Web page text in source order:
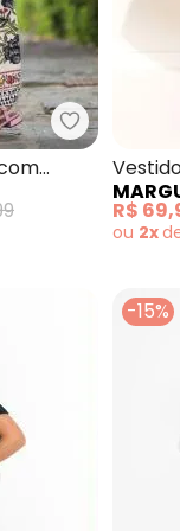
Preto comQuintess -
R$
ou 2x
-15%